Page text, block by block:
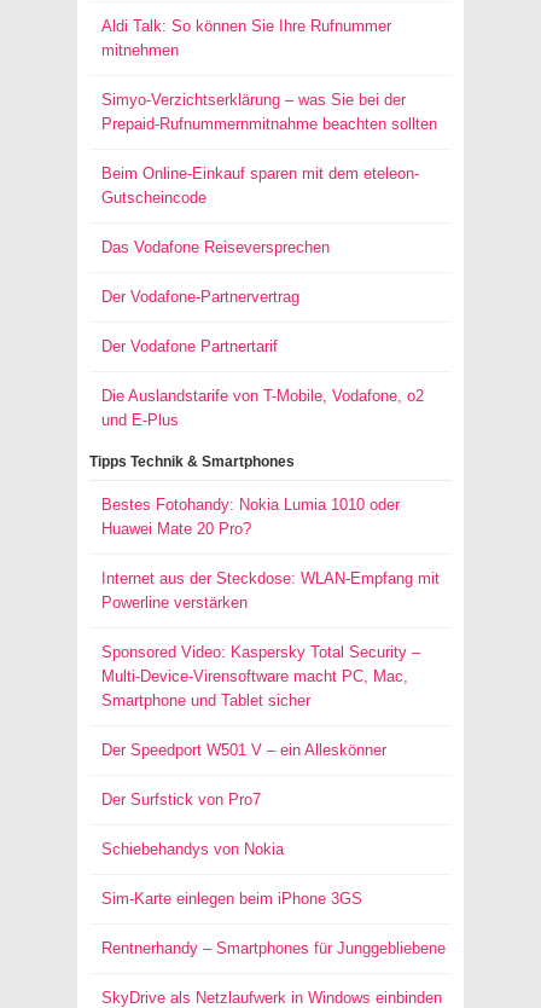
Aldi Talk: So können Sie Ihre Rufnummer
mitnehmen
Simyo-Verzichtserklärung – was Sie bei der
Prepaid-Rufnummernmitnahme beachten sollten
Beim Online-Einkauf sparen mit dem eteleon-
Gutscheincode
Das Vodafone Reiseversprechen
Der Vodafone-Partnervertrag
Der Vodafone Partnertarif
Die Auslandstarife von T-Mobile, Vodafone, o2
und E-Plus
Tipps Technik & Smartphones
Bestes Fotohandy: Nokia Lumia 1010 oder
Huawei Mate 20 Pro?
Internet aus der Steckdose: WLAN-Empfang mit
Powerline verstärken
Sponsored Video: Kaspersky Total Security –
Multi-Device-Virensoftware macht PC, Mac,
Smartphone und Tablet sicher
Der Speedport W501 V – ein Alleskönner
Der Surfstick von Pro7
Schiebehandys von Nokia
Sim-Karte einlegen beim iPhone 3GS
Rentnerhandy – Smartphones für Junggebliebene
SkyDrive als Netzlaufwerk in Windows einbinden